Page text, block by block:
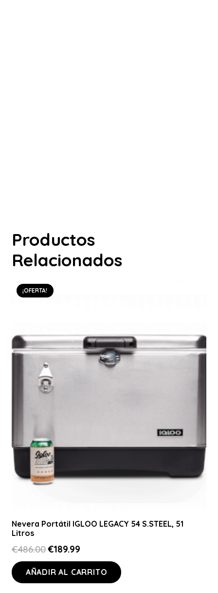
Productos
Relacionados
¡OFERTA!
Nevera Portátil IGLOO LEGACY 54 S.STEEL, 51
Litros
€486.00El
precio
original
era:
€189.99
precio
actual
es:
AÑADIR AL CARRITO